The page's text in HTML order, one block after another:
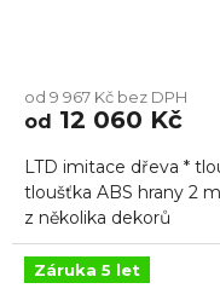
produktu
je
z
5
hvězdiček.
od 9 967 Kč bez DPH
od 12 060 Kč
LTD imitace dřeva *
tloušťka ABS hrany 2
z několika dekorů
Záruka 5 let